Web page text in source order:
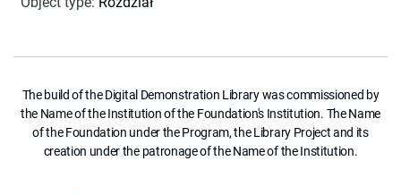
The build of the Digital Demonstration Library was commissioned by
the Name of the Institution of the Foundation's Institution. The Name
of the Foundation under the Program, the Library Project and its
creation under the patronage of the Name of the Institution.